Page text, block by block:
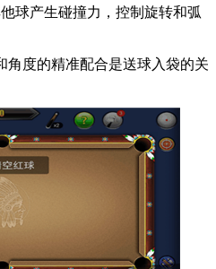
球产生碰撞力，控制旋转和弧
度的精准配合是送球入袋的关